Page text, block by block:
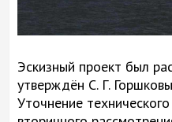
Эскизный проект был
утверждён С. Г.
Уточнение